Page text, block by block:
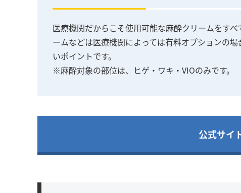
医療機関だからこそ使用可能な麻酔クリームをす
ームなどは医療機関によっては有料オプションの
いポイントです。
※麻酔対象の部位は、ヒゲ・ワキ・VIOのみです。
公式サイ